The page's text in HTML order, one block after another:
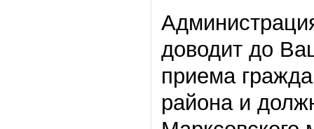
доводит до
приема
района и